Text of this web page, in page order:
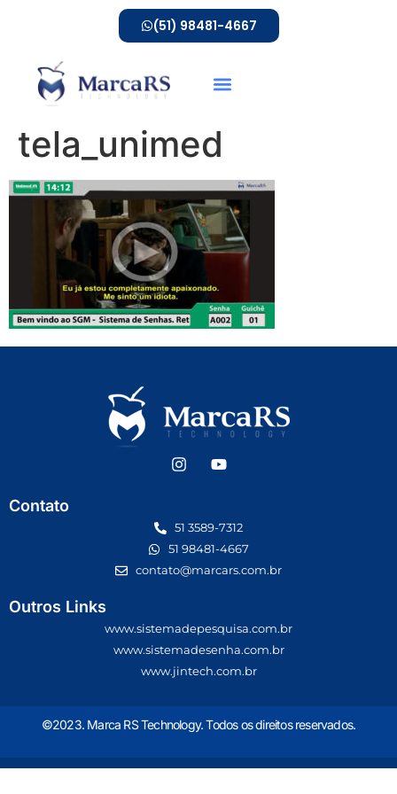
(51) 98481-4667
tela_unimed
Contato
51 3589-7312
51 98481-4667
contato@marcars.com.br
Outros Links
www.sistemadepesquisa.com.br
www.sistemadesenha.com.br
www.jintech.com.br
©2023. Marca RS Technology. Todos os direitos reservados.